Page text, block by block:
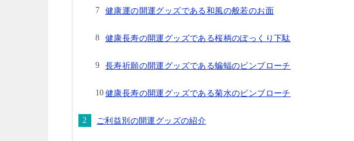
健康運の開運グッズである和風の般若のお面
健康長寿の開運グッズである桜柄のぽっくり下駄
長寿祈願の開運グッズである蝙蝠のピンブローチ
健康長寿の開運グッズである菊水のピンブローチ
ご利益別の開運グッズの紹介